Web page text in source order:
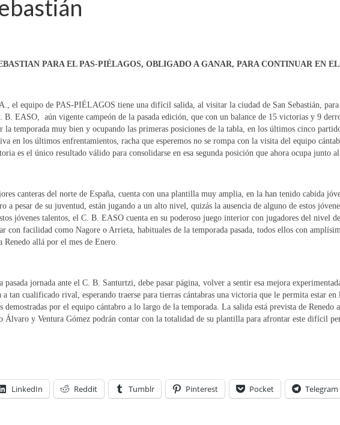
PARA EL PAS-PIÉLAGOS, OBLIGADO A GANAR, PARA CONTINUAR EN
el equipo de PAS-PIÉLAGOS tiene una difícil salida, al visitar la ciudad de San Sebastián,
EASO, aún vigente campeón de la pasada edición, que con un balance de 15 victorias y 9
temporada muy bien y ocupando las primeras posiciones de la tabla, en los últimos cinco
en los últimos enfrentamientos, racha que esperemos no se rompa con la visita del equipo
es el único resultado válido para consolidarse en esa segunda posición que ahora ocupa
canteras del norte de España, cuenta con una plantilla muy amplia, en la han tenido cabida
pesar de su juventud, están jugando a un alto nivel, quizás la ausencia de alguno de estos
jóvenes talentos, el C. B. EASO cuenta en su poderoso juego interior con jugadores del
con facilidad como Nagore o Arrieta, habituales de la temporada pasada, todos ellos con
allá por el mes de Enero.
jornada ante el C. B. Santurtzi, debe pasar página, volver a sentir esa mejora
cualificado rival, esperando traerse para tierras cántabras una victoria que le permita estar
por el equipo cántabro a lo largo de la temporada. La salida está prevista de
Álvaro y Ventura Gómez podrán contar con la totalidad de su plantilla para afrontar este difícil
LinkedIn Reddit Tumblr Pinterest Pocket Telegram